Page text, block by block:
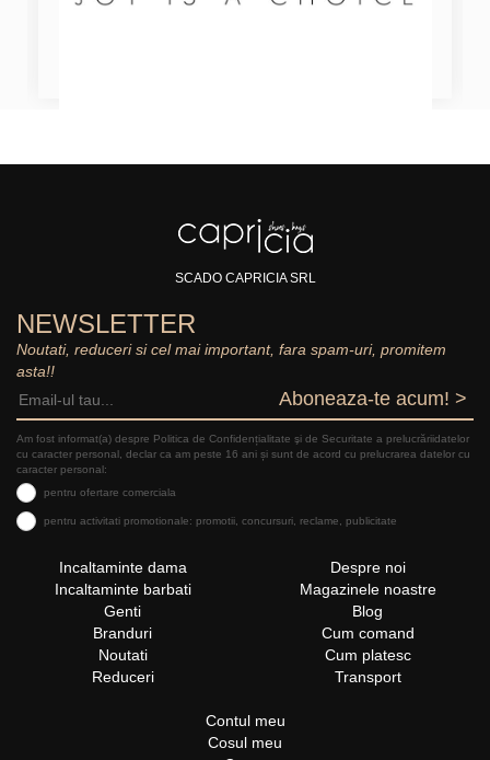
SCADO CAPRICIA SRL
NEWSLETTER
Noutati, reduceri si cel mai important, fara spam-uri, promitem
asta!!
Aboneaza-te acum! >
Am fost informat(a) despre Politica de Confidențialitate şi de Securitate a prelucrăriidatelor
cu caracter personal, declar ca am peste 16 ani și sunt de acord cu prelucrarea datelor cu
caracter personal:
pentru ofertare comerciala
pentru activitati promotionale: promotii, concursuri, reclame, publicitate
Incaltaminte dama
Incaltaminte barbati
Genti
Branduri
Noutati
Reduceri
Despre noi
Magazinele noastre
Blog
Cum comand
Cum platesc
Transport
Contul meu
Cosul meu